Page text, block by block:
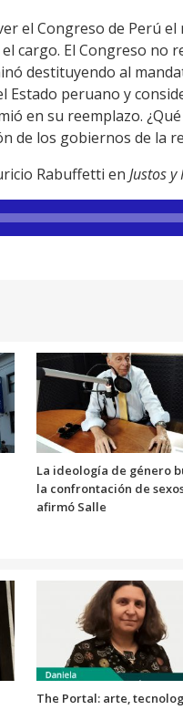
el Congreso de Perú
cargo. El Congreso no
destituyendo al
Estado peruano y
en su reemplazo.
de los gobiernos de la
Rabuffetti en Justos y
La ideología de género
la confrontación de
afirmó Salle
The Portal: arte,